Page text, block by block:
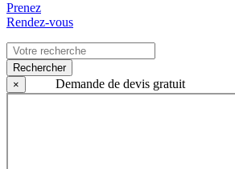
Prenez
Rendez-vous
Rechercher
×
Demande de devis gratuit